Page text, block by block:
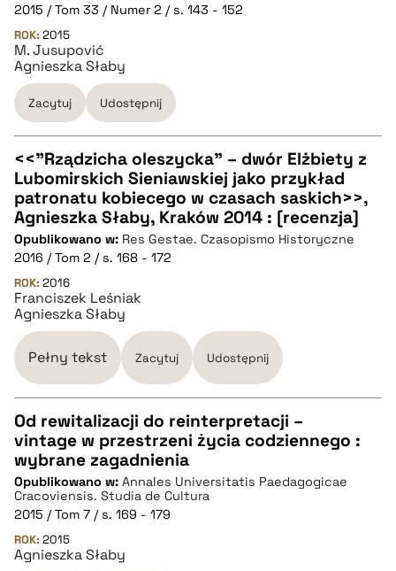
BIBTEX
pobierz cytat
2015 / Tom 33 / Numer 2 / s. 143 - 152
ROK: 2015
M. Jusupović
Agnieszka Słaby
Zacytuj Udostępnij
CZYSTY TEKST
pobierz cytat
BIBTEX
pobierz cytat
<<"Rządzicha oleszycka” – dwór Elżbiety z
Lubomirskich Sieniawskiej jako przykład
patronatu kobiecego w czasach saskich>>,
Agnieszka Słaby, Kraków 2014 : [recenzja]
Opublikowano w: Res Gestae. Czasopismo Historyczne
2016 / Tom 2 / s. 168 - 172
ROK: 2016
Franciszek Leśniak
Agnieszka Słaby
Pełny tekst Zacytuj Udostępnij
CZYSTY TEKST
pobierz cytat
BIBTEX
Od rewitalizacji do reinterpretacji –
vintage w przestrzeni życia codziennego :
wybrane zagadnienia
Opublikowano w: Annales Universitatis Paedagogicae
Cracoviensis. Studia de Cultura
2015 / Tom 7 / s. 169 - 179
ROK: 2015
Agnieszka Słaby